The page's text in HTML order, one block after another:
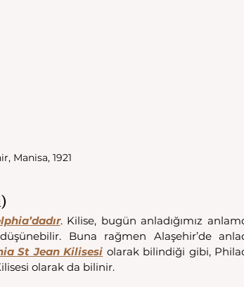
Manisa, 1921
. Kilise, bugün anladığımız
Buna rağmen Alaşehir’de
St Jean Kilisesi olarak bilindiği gibi,
olarak da bilinir.